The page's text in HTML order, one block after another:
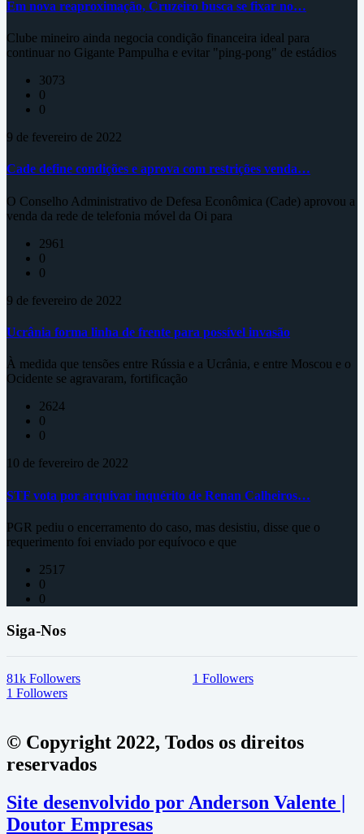
Em nova reaproximação, Cruzeiro busca se fixar no…
Clube mineiro ainda negocia condição financeira ideal para
continuar no Gigante Pampulha e evitar "ping-pong" de estádios
3073
0
0
9 de fevereiro de 2022
Cade define condições e aprova com restrições venda…
O Conselho Administrativo de Defesa Econômica (Cade) aprovou a
venda da rede de telefonia móvel da Oi para
2961
0
0
9 de fevereiro de 2022
Ucrânia forma linha de frente para possível invasão
À medida que tensões entre Rússia e a Ucrânia, e entre Moscou e o
Ocidente se agravaram, fortificação
2624
0
0
10 de fevereiro de 2022
STF vota por arquivar inquérito de Renan Calheiros…
PGR pediu o encerramento do caso, mas desistiu, disse que o
requerimento foi enviado por equívoco e que
2517
0
0
Siga-Nos
81k Followers 1 Followers
1 Followers
© Copyright 2022, Todos os direitos
reservados
Site desenvolvido por Anderson Valente |
Doutor Empresas